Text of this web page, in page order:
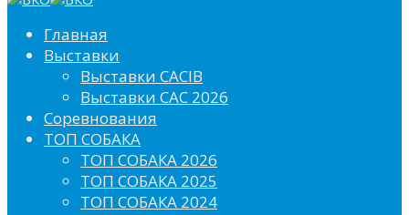
Главная
Выставки
Выставки CACIB
Выставки САС 2026
Соревнования
ТОП СОБАКА
ТОП СОБАКА 2026
ТОП СОБАКА 2025
ТОП СОБАКА 2024